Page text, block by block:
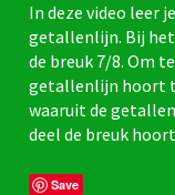
In deze video leer
getallenlijn. Bij het
de breuk 7/8. Om
getallenlijn hoort
waaruit de
deel de breuk
Save